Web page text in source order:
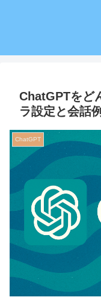
ChatGPTをど
ラ設定と会話
ChatGPT